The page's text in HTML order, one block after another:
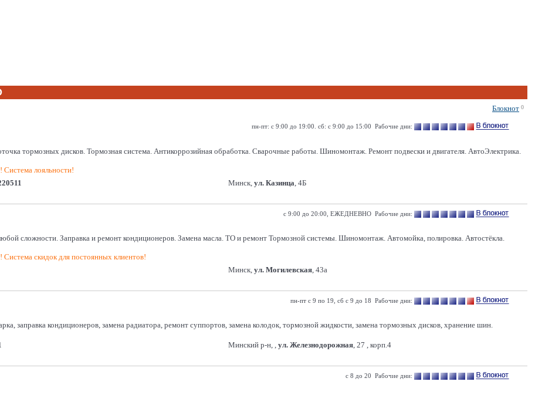
Блокнот 0
пн-пт: с 9:00 до 19:00. сб: с 9:00 до 15:00 Рабочие дни:
тормозных дисков. Тормозная система. Антикоррозийная обработка. Сварочные работы. Шиномонтаж. Ремонт подвески и двигателя. АвтоЭлектрика.
лояльности!
Минск, ул. Казинца, 4Б
с 9:00 до 20:00, ЕЖЕДНЕВНО Рабочие дни:
сложности. Заправка и ремонт кондиционеров. Замена масла. ТО и ремонт Тормозной системы. Шиномонтаж. Автомойка, полировка. Автостёкла.
скидок для постоянных клиентов!
Минск, ул. Могилевская, 43а
пн-пт с 9 по 19, сб с 9 до 18 Рабочие дни:
заправка кондиционеров, замена радиатора, ремонт суппортов, замена колодок, тормозной жидкости, замена тормозных дисков, хранение шин.
Минский р-н, , ул. Железнодорожная, 27 , корп.4
с 8 до 20 Рабочие дни: